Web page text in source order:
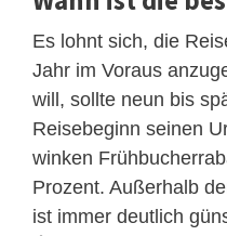
Es lohnt sich, die
Jahr im Voraus
will, sollte neun bis
Reisebeginn seinen
winken
Prozent. Außerhalb
ist immer deutlich